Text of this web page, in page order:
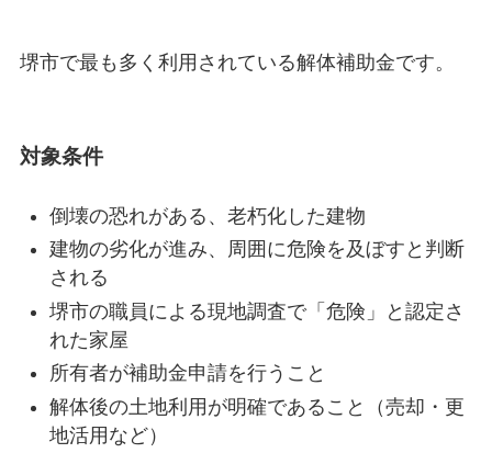
堺市で最も多く利用されている解体補助金です。
対象条件
倒壊の恐れがある、老朽化した建物
建物の劣化が進み、周囲に危険を及ぼすと判断
される
堺市の職員による現地調査で「危険」と認定さ
れた家屋
所有者が補助金申請を行うこと
解体後の土地利用が明確であること（売却・更
地活用など）